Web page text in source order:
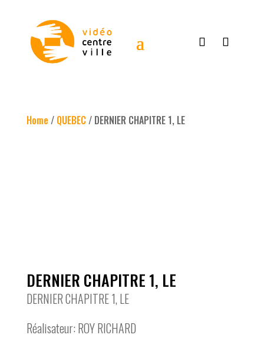
Home / QUEBEC/ DERNIER CHAPITRE 1, LE
DERNIER CHAPITRE 1, LE
DERNIER CHAPITRE 1, LE
Réalisateur: ROY RICHARD